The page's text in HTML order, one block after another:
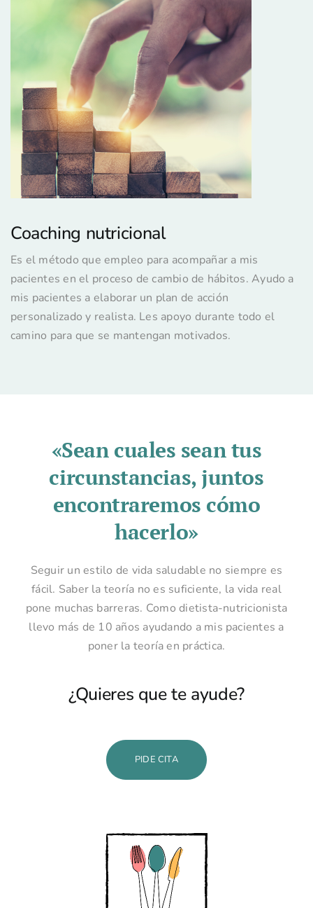
Coaching nutricional
Es el método que empleo para acompañar a mis
pacientes en el proceso de cambio de hábitos. Ayudo a
mis pacientes a elaborar un plan de acción
personalizado y realista. Les apoyo durante todo el
camino para que se mantengan motivados.
«Sean cuales sean tus
circunstancias, juntos
encontraremos cómo
hacerlo»
Seguir un estilo de vida saludable no siempre es
fácil. Saber la teoría no es suficiente, la vida real
pone muchas barreras. Como dietista-nutricionista
llevo más de 10 años ayudando a mis pacientes a
poner la teoría en práctica.
¿Quieres que te ayude?
PIDE CITA